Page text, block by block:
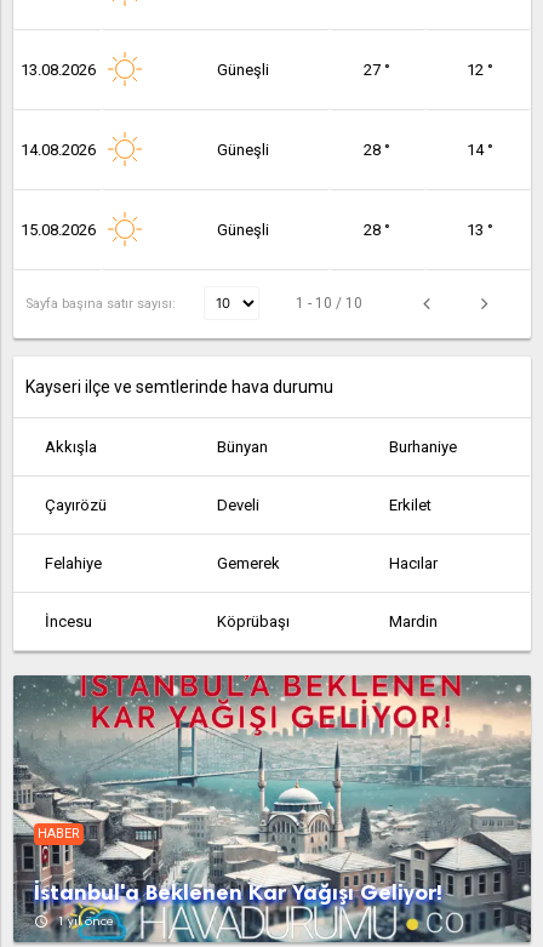
13.08.2026 Güneşli 27 ° 12 °
14.08.2026 Güneşli 28 ° 14 °
15.08.2026 Güneşli 28 ° 13 °
Sayfa başına satır sayısı: 1 - 10 / 10
Kayseri ilçe ve semtlerinde hava durumu
Akkışla Bünyan Burhaniye
Çayırözü Develi Erkilet
Felahiye Gemerek Hacılar
İncesu Köprübaşı Mardin
Olukkaya Pınarbaşı Şahmelik
Sarıoğlan Sarız Talas
Tomarza Yahyalı Yemliha
Yeniköy Yeşilhisar
HABER
İstanbul'a Beklenen Kar Yağışı Geliyor!
access_time 1 yıl önce